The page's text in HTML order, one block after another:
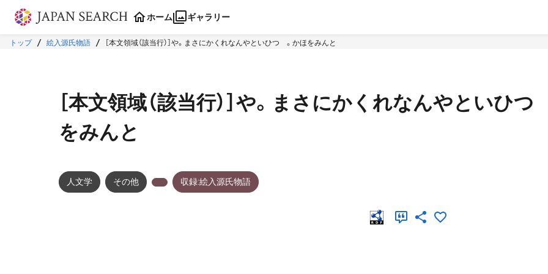
本文に飛ぶ
ホーム ギャラリー
トップ 絵入源氏物語 ［本文領域（該当行）］や。まさにかくれなんやといひつゝ。かほをみんと
［本文領域（該当行）］や。まさにかくれなんやといひつ
をみんと
人文学 その他 収録:絵入源氏物語